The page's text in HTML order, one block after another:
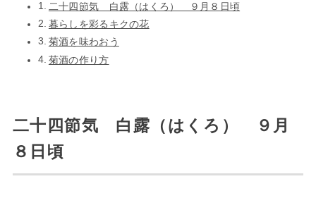
二十四節気 白露（はくろ） ９月８日頃
暮らしを彩るキクの花
菊酒を味わおう
菊酒の作り方
二十四節気 白露（はくろ） ９月
８日頃